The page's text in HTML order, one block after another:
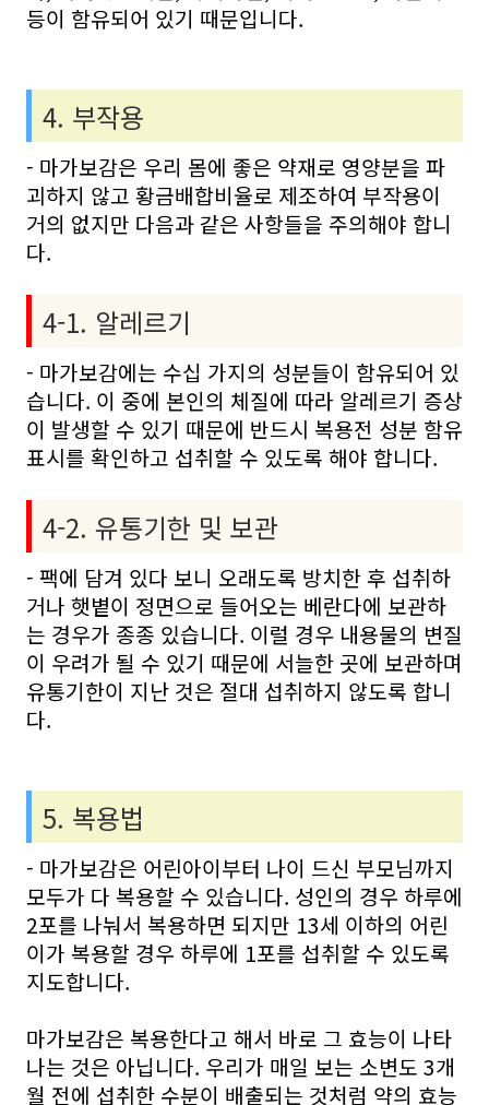
등이 함유되어 있기 때문입니다.
4. 부작용
- 마가보감은 우리 몸에 좋은 약재로 영양분을 파
괴하지 않고 황금배합비율로 제조하여 부작용이
거의 없지만 다음과 같은 사항들을 주의해야 합니
다.
4-1. 알레르기
- 마가보감에는 수십 가지의 성분들이 함유되어 있
습니다. 이 중에 본인의 체질에 따라 알레르기 증상
이 발생할 수 있기 때문에 반드시 복용전 성분 함유
표시를 확인하고 섭취할 수 있도록 해야 합니다.
4-2. 유통기한 및 보관
- 팩에 담겨 있다 보니 오래도록 방치한 후 섭취하
거나 햇볕이 정면으로 들어오는 베란다에 보관하
는 경우가 종종 있습니다. 이럴 경우 내용물의 변질
이 우려가 될 수 있기 때문에 서늘한 곳에 보관하며
유통기한이 지난 것은 절대 섭취하지 않도록 합니
다.
5. 복용법
- 마가보감은 어린아이부터 나이 드신 부모님까지
모두가 다 복용할 수 있습니다. 성인의 경우 하루에
2포를 나눠서 복용하면 되지만 13세 이하의 어린
이가 복용할 경우 하루에 1포를 섭취할 수 있도록
지도합니다.
마가보감은 복용한다고 해서 바로 그 효능이 나타
나는 것은 아닙니다. 우리가 매일 보는 소변도 3개
월 전에 섭취한 수분이 배출되는 것처럼 약의 효능